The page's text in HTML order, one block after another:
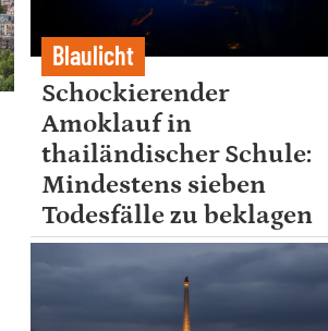
Blaulicht
Schockierender
Amoklauf in
thailändischer Schule:
Mindestens sieben
Todesfälle zu beklagen